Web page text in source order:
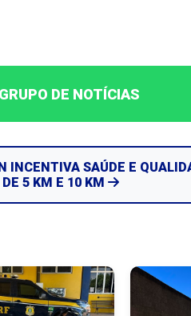
DE NOTÍCIAS
INCENTIVA SAÚDE E
DE 5 KM E 10 KM